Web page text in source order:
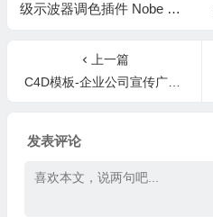
级示波器调色插件 Nobe Om
上一篇
C4D模板-企业公司宣传广播电视栏目包装broadcast-bumper
发表评论